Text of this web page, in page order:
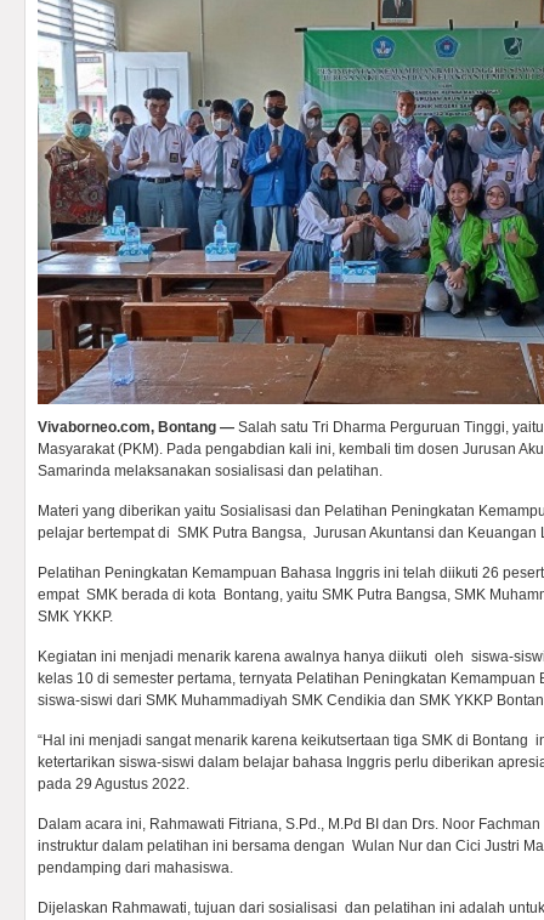
Vivaborneo.com, Bontang — Salah satu Tri Dharma Perguruan Tinggi,
Masyarakat (PKM). Pada pengabdian kali ini, kembali tim dosen Jurusan
Samarinda melaksanakan sosialisasi dan pelatihan.
Materi yang diberikan yaitu Sosialisasi dan Pelatihan Peningkatan
pelajar bertempat di SMK Putra Bangsa, Jurusan Akuntansi dan Keuangan
Pelatihan Peningkatan Kemampuan Bahasa Inggris ini telah diikuti 26
empat SMK berada di kota Bontang, yaitu SMK Putra Bangsa, SMK
SMK YKKP.
Kegiatan ini menjadi menarik karena awalnya hanya diikuti oleh siswa-
kelas 10 di semester pertama, ternyata Pelatihan Peningkatan
siswa-siswi dari SMK Muhammadiyah SMK Cendikia dan SMK YKKP
“Hal ini menjadi sangat menarik karena keikutsertaan tiga SMK di Bontang
ketertarikan siswa-siswi dalam belajar bahasa Inggris perlu diberikan
pada 29 Agustus 2022.
Dalam acara ini, Rahmawati Fitriana, S.Pd., M.Pd BI dan Drs. Noor
instruktur dalam pelatihan ini bersama dengan Wulan Nur dan Cici Justri
pendamping dari mahasiswa.
Dijelaskan Rahmawati, tujuan dari sosialisasi dan pelatihan ini adalah